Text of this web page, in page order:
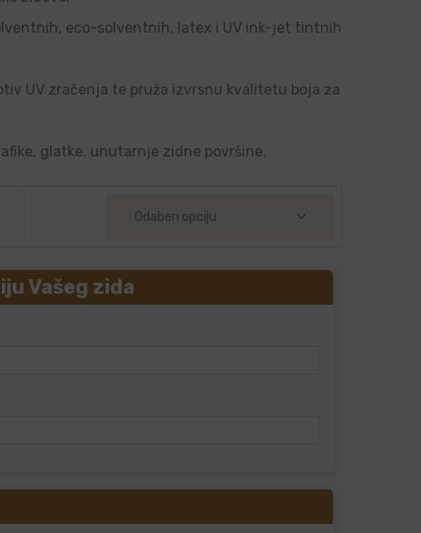
eco-solventnih, latex i UV ink-jet tintnih
UV zračenja te pruža izvrsnu kvalitetu boja za
glatke, unutarnje zidne površine.
Vašeg zida